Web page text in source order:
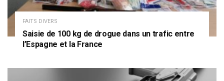
FAITS DIVERS
Saisie de 100 kg de drogue dans un trafic entre
l’Espagne et la France